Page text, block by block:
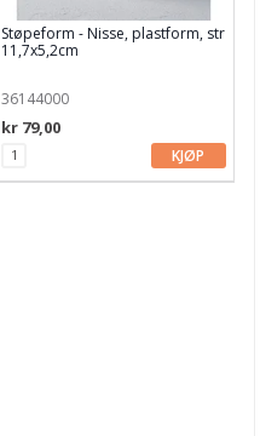
Støpeform - Nisse, plastform, str
11,7x5,2cm
36144000
kr 79,00
KJØP